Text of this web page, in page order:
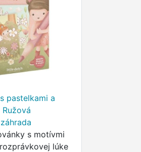
pastelkami a
s motívmi
lúke